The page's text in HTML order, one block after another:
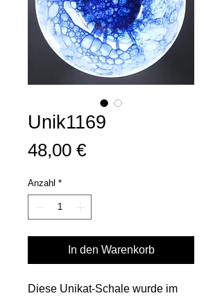
Unik1169
48,00 €Preis
Anzahl *
In den Warenkorb
Diese Unikat-Schale wurde im